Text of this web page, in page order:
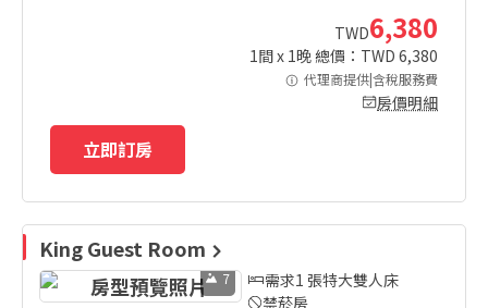
TWD6,380
1間 x 1晚 總價：TWD 6,380
代理商提供|含稅服務費
房價明細
立即訂房
King Guest Room
7
需求1 張特大雙人床
禁菸房